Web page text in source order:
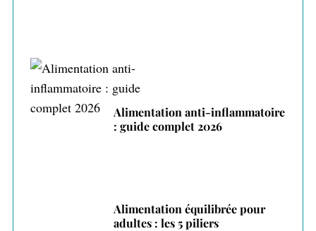
Alimentation anti-inflammatoire
: guide complet 2026
Alimentation équilibrée pour
adultes : les 5 piliers